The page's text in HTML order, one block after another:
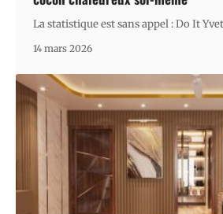
La statistique est sans appel : Do It
14 mars 2026